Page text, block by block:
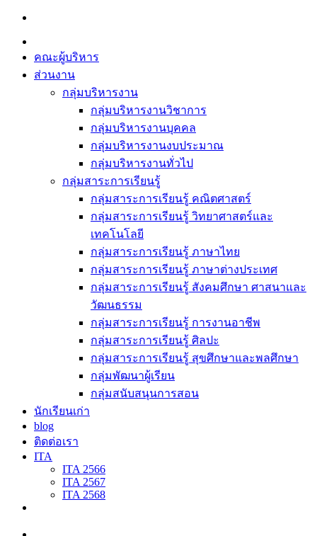
Skip
content
คณะผู้บริหาร
ส่วนงาน
กลุ่มบริหารงาน
กลุ่มบริหารงานวิชาการ
กลุ่มบริหารงานบุคคล
กลุ่มบริหารงานงบประมาณ
กลุ่มบริหารงานทั่วไป
กลุ่มสาระการเรียนรู้
กลุ่มสาระการเรียนรู้ คณิตศาสตร์
กลุ่มสาระการเรียนรู้ วิทยาศาสตร์และ
เทคโนโลยี
กลุ่มสาระการเรียนรู้ ภาษาไทย
กลุ่มสาระการเรียนรู้ ภาษาต่างประเทศ
กลุ่มสาระการเรียนรู้ สังคมศึกษา ศาสนาและ
วัฒนธรรม
กลุ่มสาระการเรียนรู้ การงานอาชีพ
กลุ่มสาระการเรียนรู้ ศิลปะ
กลุ่มสาระการเรียนรู้ สุขศึกษาและพลศึกษา
กลุ่มพัฒนาผู้เรียน
กลุ่มสนับสนุนการสอน
นักเรียนเก่า
blog
ติดต่อเรา
ITA
ITA 2566
ITA 2567
ITA 2568